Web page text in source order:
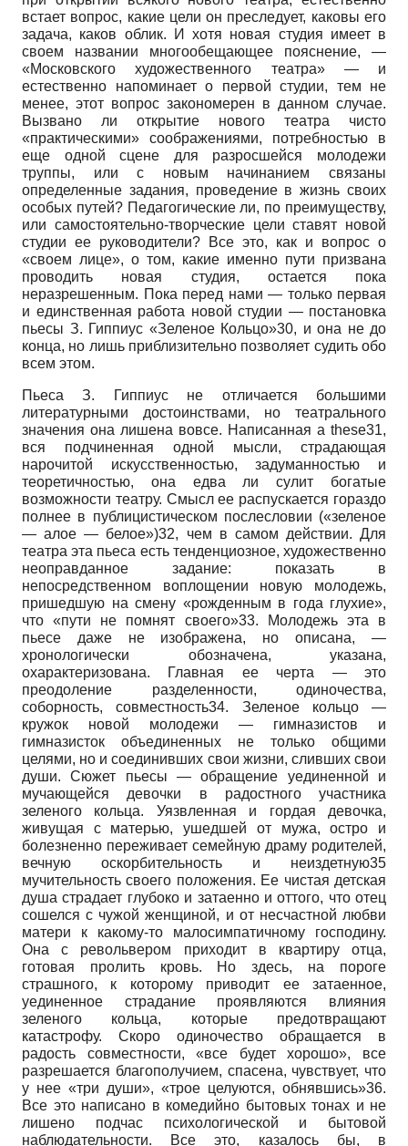
встает вопрос, какие цели он преследует, каковы его
задача, каков облик. И хотя новая студия имеет в
своем названии многообещающее пояснение, —
«Московского художественного театра» — и
естественно напоминает о первой студии, тем не
менее, этот вопрос закономерен в данном случае.
Вызвано ли открытие нового театра чисто
«практическими» соображениями, потребностью в
еще одной сцене для разросшейся молодежи
труппы, или с новым начинанием связаны
определенные задания, проведение в жизнь своих
особых путей? Педагогические ли, по преимуществу,
или самостоятельно-творческие цели ставят новой
студии ее руководители? Все это, как и вопрос о
«своем лице», о том, какие именно пути призвана
проводить новая студия, остается пока
неразрешенным. Пока перед нами — только первая
и единственная работа новой студии — постановка
пьесы З. Гип­пиус «Зеленое Кольцо»30, и она не до
конца, но лишь приблизительно позволяет судить обо
всем этом.
Пьеса З. Гиппиус не отличается большими
литературными достоинствами, но театрального
значения она лишена вовсе. Написанная a these31,
вся подчиненная одной мысли, страдающая
нарочитой искусственностью, задуманностью и
теоретичностью, она едва ли сулит богатые
возможности театру. Смысл ее распускается гораздо
полнее в публицистическом послесловии («зеленое
— алое — белое»)32, чем в самом действии. Для
театра эта пьеса есть тенденциозное, художественно
неоправданное задание: показать в
непосредственном воплощении новую молодежь,
пришедшую на смену «рожденным в года глухие»,
что «пути не помнят своего»33. Молодежь эта в
пьесе даже не изображена, но описана, —
хронологически обозначена, указана,
охарактеризована. Главная ее черта — это
преодоление разделенности, одиночества,
соборность, совместность34. Зеленое кольцо —
кружок новой молодежи — гимназистов и
гимназисток объединенных не только общими
целями, но и соединивших свои жизни, сливших свои
души. Сюжет пьесы — обращение уединенной и
мучающейся девочки в радостного участника
зеленого кольца. Уязвленная и гордая девочка,
живущая с матерью, ушедшей от мужа, остро и
болезненно переживает семейную драму родителей,
вечную оскорбительность и неиздетную35
мучительность своего положения. Ее чистая детская
душа страдает глубоко и затаенно и оттого, что отец
сошелся с чужой женщиной, и от несчастной любви
матери к какому-то малосимпатичному господину.
Она с револьвером приходит в квартиру отца,
готовая пролить кровь. Но здесь, на пороге
страшного, к которому приводит ее затаенное,
уединенное страдание проявляются влияния
зеленого кольца, которые предотвращают
катастрофу. Скоро одиночество обращается в
радость совместности, «все будет хорошо», все
разрешается благополучием, спасена, чувствует, что
у нее «три души», «трое целуются, обнявшись»36.
Все это написано в комедийно бытовых тонах и не
лишено подчас психологической и бытовой
наблюдательности. Все это, казалось бы, в